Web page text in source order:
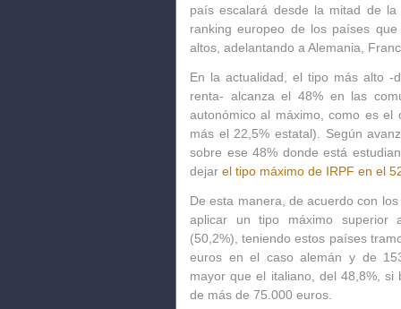
país escalará desde la mitad de
ranking europeo de los países
altos, adelantando a Alemania,
En la actualidad, el tipo más alto
renta- alcanza el 48% en las
autonómico al máximo, como es el
más el 22,5% estatal). Según
sobre ese 48% donde está
dejar el tipo máximo de IRPF en el
De esta manera, de acuerdo con
aplicar un tipo máximo superior
(50,2%), teniendo estos países
euros en el caso alemán y de
mayor que el italiano, del 48,8%,
de más de 75.000 euros.